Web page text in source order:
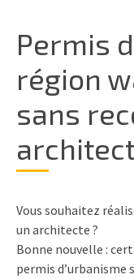
Permis
région
sans
Vous souhaitez
un architecte ?
Bonne nouvelle :
permis d’urbanisme